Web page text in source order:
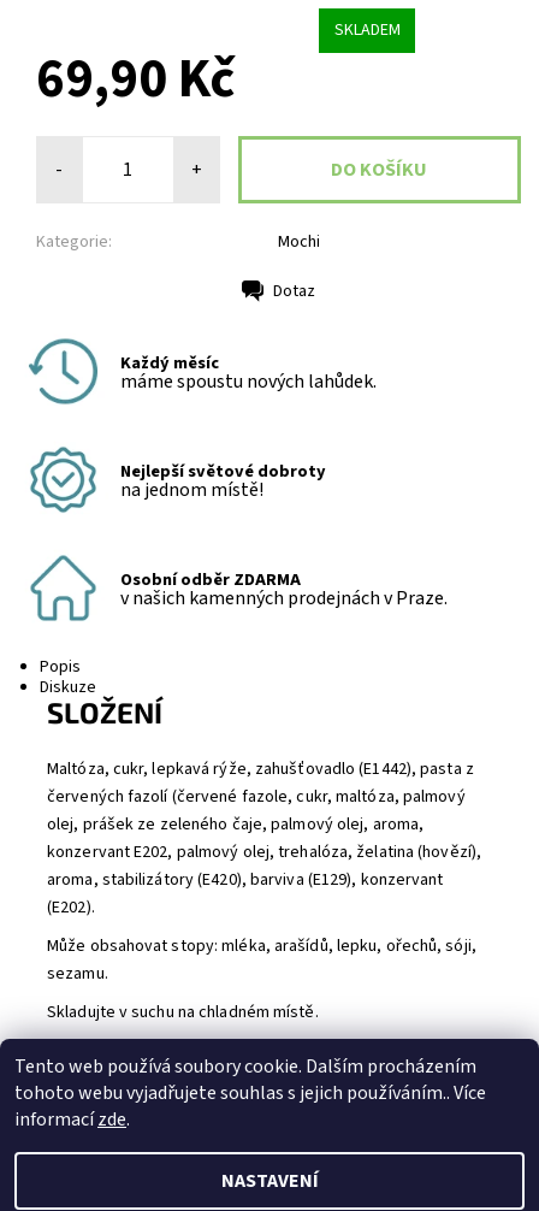
SKLADEM
69,90 Kč
- +
Kategorie: Mochi
Dotaz
Každý měsíc
máme spoustu nových lahůdek.
Nejlepší světové dobroty
na jednom místě!
Osobní odběr ZDARMA
v našich kamenných prodejnách v Praze.
Popis
Diskuze
SLOŽENÍ
Maltóza, cukr, lepkavá rýže, zahušťovadlo (E1442), pasta z
červených fazolí (červené fazole, cukr, maltóza, palmový
olej, prášek ze zeleného čaje, palmový olej, aroma,
konzervant E202, palmový olej, trehalóza, želatina (hovězí),
aroma, stabilizátory (E420), barviva (E129), konzervant
(E202).
Může obsahovat stopy: mléka, arašídů, lepku, ořechů, sóji,
sezamu.
Skladujte v suchu na chladném místě.
Přidat komentář
Tento web používá soubory cookie. Dalším procházením
tohoto webu vyjadřujete souhlas s jejich používáním.. Více
informacízde.
NASTAVENÍ